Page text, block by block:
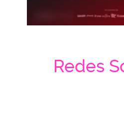
Redes